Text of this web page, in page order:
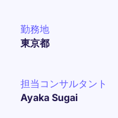
勤務地
東京都
担当コンサルタント
Ayaka Sugai